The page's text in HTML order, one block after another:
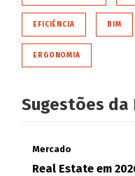
EFICIÊNCIA BIM
ERGONOMIA
Sugestões da
Mercado
Real Estate em